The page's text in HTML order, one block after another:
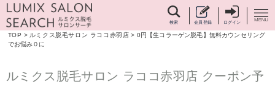
検索 会員登録 ログイン
TOP > ルミクス脱毛サロン ラココ赤羽店 > 0円【生コラーゲン脱毛】無料カウンセリング
でお悩み０に
ルミクス脱毛サロン ラココ赤羽店 クーポン予